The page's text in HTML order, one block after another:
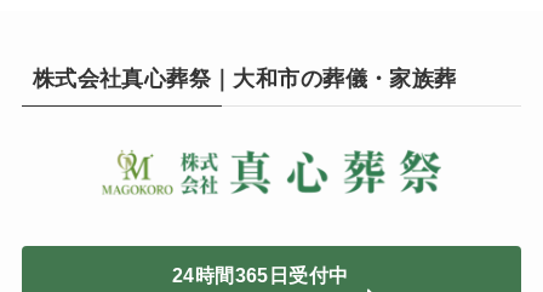
株式会社真心葬祭｜大和市の葬儀・家族葬
24時間365日受付中